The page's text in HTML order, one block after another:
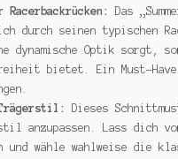
Das
durch seinen typischen
dynamische Optik sorgt,
bietet. Ein Must-
Dieses
anzupassen. Lass dich
wähle wahlweise die